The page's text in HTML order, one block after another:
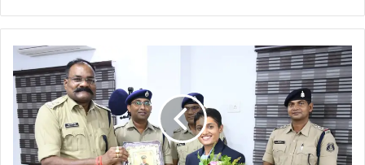
राजनांदगांव
की
बेटी
वंशिका
बनीं
छत्तीसगढ़
की